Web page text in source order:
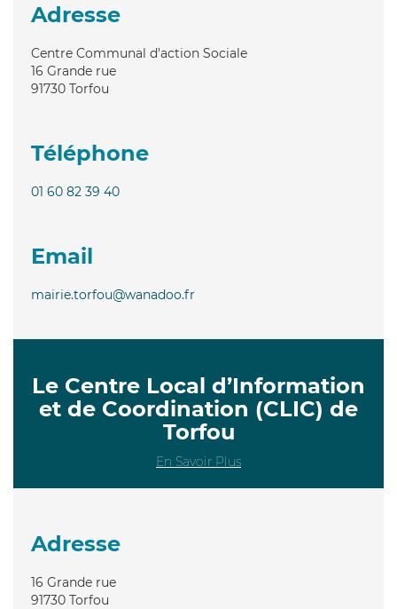
Adresse
Centre Communal d'action Sociale
16 Grande rue
91730 Torfou
Téléphone
01 60 82 39 40
Email
mairie.torfou@wanadoo.fr
Le Centre Local d’Information
et de Coordination (CLIC) de
Torfou
En Savoir Plus
Adresse
16 Grande rue
91730 Torfou